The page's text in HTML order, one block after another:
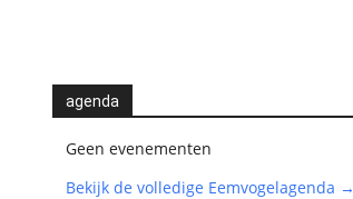
agenda
Geen evenementen
Bekijk de volledige Eemvogelagenda →